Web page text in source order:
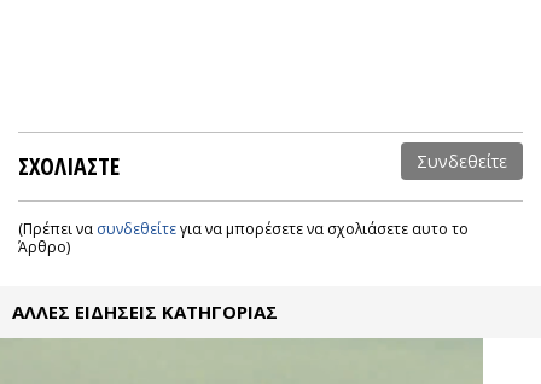
ΣΧΟΛΙΑΣΤΕ Συνδεθείτε
(Πρέπει να συνδεθείτεγια να μπορέσετε να σχολιάσετε αυτο το
Άρθρο)
ΑΛΛΕΣ ΕΙΔΗΣΕΙΣ ΚΑΤΗΓΟΡΙΑΣ